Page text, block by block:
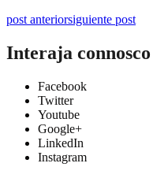
post anteriorsiguiente post
Interaja connosco
Facebook
Twitter
Youtube
Google+
LinkedIn
Instagram